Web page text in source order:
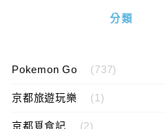
分類
Pokemon Go (737)
京都旅遊玩樂 (1)
京都覓食記 (2)